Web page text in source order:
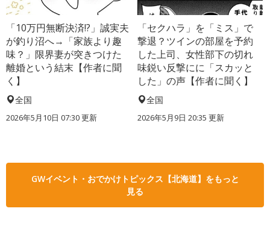
「10万円無断決済!?」誠実夫
が釣り沼へ→「家族より趣
味？」限界妻が突きつけた
離婚という結末【作者に聞
く】
全国
2026年5月10日 07:30 更新
「セクハラ」を「ミス」で
撃退？ツインの部屋を予約
した上司、女性部下の切れ
味鋭い反撃にに「スカッと
した」の声【作者に聞く】
全国
2026年5月9日 20:35 更新
GWイベント・おでかけトピックス【北海道】をもっと
見る